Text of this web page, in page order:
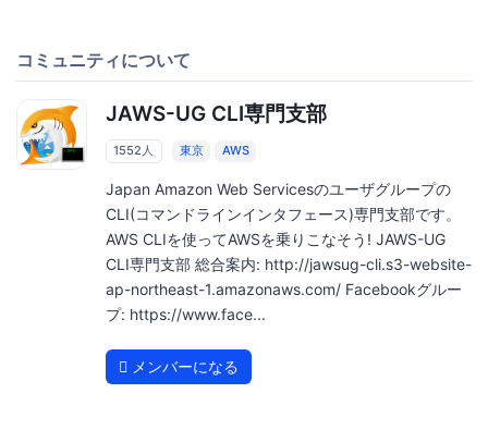
コミュニティについて
JAWS-UG CLI専門支部
1552人 東京 AWS
Japan Amazon Web Servicesのユーザグループの
CLI(コマンドラインインタフェース)専門支部です。
AWS CLIを使ってAWSを乗りこなそう! JAWS-UG
CLI専門支部 総合案内: http://jawsug-cli.s3-website-
ap-northeast-1.amazonaws.com/ Facebookグルー
プ: https://www.face...
メンバーになる